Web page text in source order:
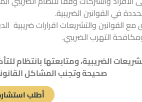
في القوانين الضريبية.
التهرب الضريبي.
الضريبية، ومتابعتها بانتظام
صحيحة وتجنب المشاكل
أطلب